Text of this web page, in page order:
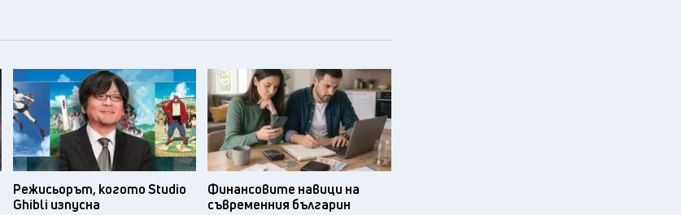
Режисьорът, когото Studio
Ghibli изпусна
Финансовите навици на
съвременния българин